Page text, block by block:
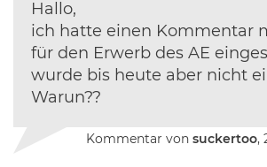
Hallo,
ich hatte einen Kommentar
für den Erwerb des AE
wurde bis heute aber nicht
Warun??
Kommentar von suckertoo,